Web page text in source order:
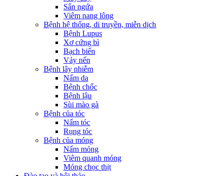
Sẩn ngứa
Viêm nang lông
Bệnh hệ thống, di truyền, miễn dịch
Bệnh Lupus
Xơ cứng bì
Bạch biến
Vảy nến
Bệnh lây nhiễm
Nấm da
Bệnh chốc
Bệnh lậu
Sùi mào gà
Bệnh của tóc
Nấm tóc
Rụng tóc
Bệnh của móng
Nấm móng
Viêm quanh móng
Móng chọc thịt